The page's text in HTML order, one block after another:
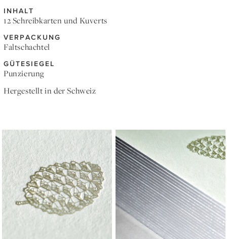
INHALT
12 Schreibkarten und Kuverts
VERPACKUNG
Faltschachtel
GÜTESIEGEL
Punzierung
Hergestellt in der Schweiz